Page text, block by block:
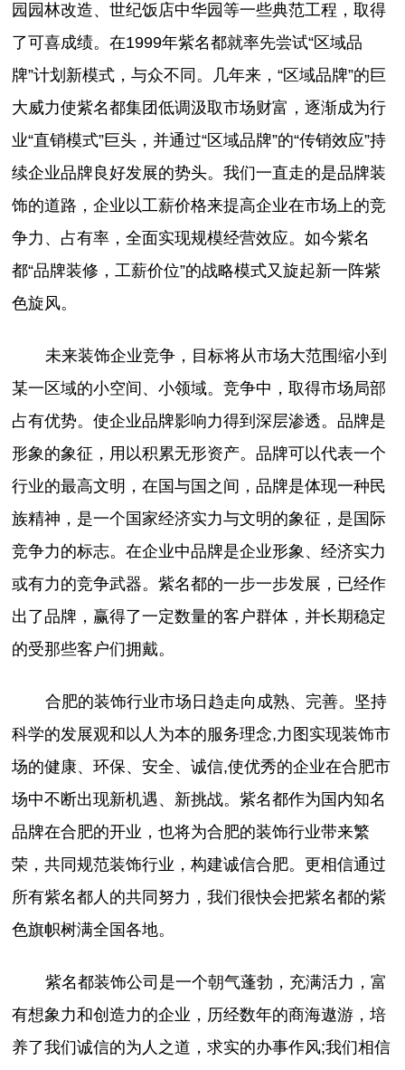
园园林改造、世纪饭店中华园等一些典范工程，取得
了可喜成绩。在1999年紫名都就率先尝试“区域品
牌”计划新模式，与众不同。几年来，“区域品牌”的巨
大威力使紫名都集团低调汲取市场财富，逐渐成为行
业“直销模式”巨头，并通过“区域品牌”的“传销效应”持
续企业品牌良好发展的势头。我们一直走的是品牌装
饰的道路，企业以工薪价格来提高企业在市场上的竞
争力、占有率，全面实现规模经营效应。如今紫名
都“品牌装修，工薪价位”的战略模式又旋起新一阵紫
色旋风。
未来装饰企业竞争，目标将从市场大范围缩小到
某一区域的小空间、小领域。竞争中，取得市场局部
占有优势。使企业品牌影响力得到深层渗透。品牌是
形象的象征，用以积累无形资产。品牌可以代表一个
行业的最高文明，在国与国之间，品牌是体现一种民
族精神，是一个国家经济实力与文明的象征，是国际
竞争力的标志。在企业中品牌是企业形象、经济实力
或有力的竞争武器。紫名都的一步一步发展，已经作
出了品牌，赢得了一定数量的客户群体，并长期稳定
的受那些客户们拥戴。
合肥的装饰行业市场日趋走向成熟、完善。坚持
科学的发展观和以人为本的服务理念,力图实现装饰市
场的健康、环保、安全、诚信,使优秀的企业在合肥市
场中不断出现新机遇、新挑战。紫名都作为国内知名
品牌在合肥的开业，也将为合肥的装饰行业带来繁
荣，共同规范装饰行业，构建诚信合肥。更相信通过
所有紫名都人的共同努力，我们很快会把紫名都的紫
色旗帜树满全国各地。
紫名都装饰公司是一个朝气蓬勃，充满活力，富
有想象力和创造力的企业，历经数年的商海遨游，培
养了我们诚信的为人之道，求实的办事作风;我们相信